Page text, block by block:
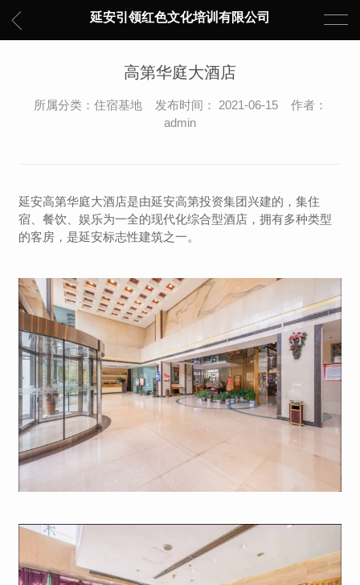
延安引领红色文化培训有限公司
高第华庭大酒店
所属分类：住宿基地 发布时间： 2021-06-15 作者：
admin
延安高第华庭大酒店是由延安高第投资集团兴建的，集住
宿、餐饮、娱乐为一全的现代化综合型酒店，拥有多种类型
的客房，是延安标志性建筑之一。